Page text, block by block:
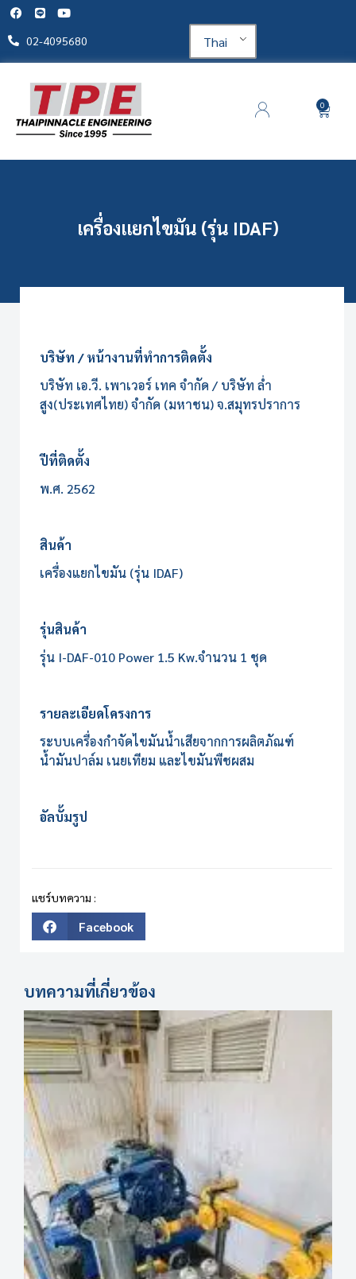
02-4095680 Thai
0
เครื่องแยกไขมัน (รุ่น IDAF)
บริษัท / หน้างานที่ทำการติดตั้ง
บริษัท เอ.วี. เพาเวอร์ เทค จำกัด / บริษัท ล่ำ
สูง(ประเทศไทย) จำกัด (มหาชน) จ.สมุทรปราการ
ปีที่ติดตั้ง
พ.ศ. 2562
สินค้า
เครื่องแยกไขมัน (รุ่น IDAF)
รุ่นสินค้า
รุ่น I-DAF-010 Power 1.5 Kw.จำนวน 1 ชุด
รายละเอียดโครงการ
ระบบเครื่องกำจัดไขมันน้ำเสียจากการผลิตภัณฑ์
น้ำมันปาล์ม เนยเทียม และไขมันพืชผสม
อัลบั้มรูป
แชร์บทความ :
Facebook
บทความที่เกี่ยวข้อง